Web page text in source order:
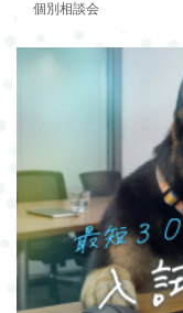
個別相談会